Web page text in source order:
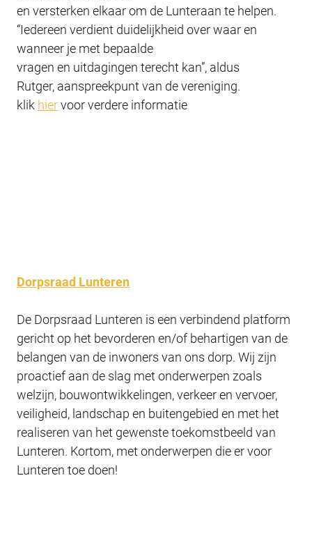
en versterken elkaar om de Lunteraan te helpen.
“Iedereen verdient duidelijkheid over waar en
wanneer je met bepaalde
vragen en uitdagingen terecht kan”, aldus
Rutger, aanspreekpunt van de vereniging.
klik hiervoor verdere informatie
Dorpsraad Lunteren
De Dorpsraad Lunteren is een verbindend platform
gericht op het bevorderen en/of behartigen van de
belangen van de inwoners van ons dorp. Wij zijn
proactief aan de slag met onderwerpen zoals
welzijn, bouwontwikkelingen, verkeer en vervoer,
veiligheid, landschap en buitengebied en met het
realiseren van het gewenste toekomstbeeld van
Lunteren. Kortom, met onderwerpen die er voor
Lunteren toe doen!